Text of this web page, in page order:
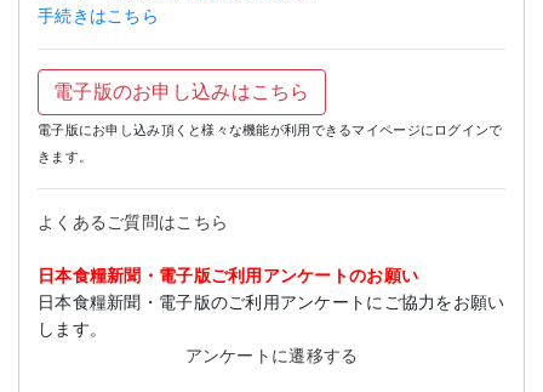
手続きはこちら
電子版のお申し込みはこちら
電子版にお申し込み頂くと様々な機能が利用できるマイページにログインで
きます。
よくあるご質問はこちら
日本食糧新聞・電子版ご利用アンケートのお願い
日本食糧新聞・電子版のご利用アンケートにご協力をお願い
します。
アンケートに遷移する